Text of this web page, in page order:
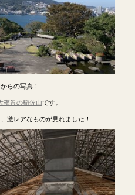
らの写真！
夜景の稲佐山です。
激レアなものが見れました！